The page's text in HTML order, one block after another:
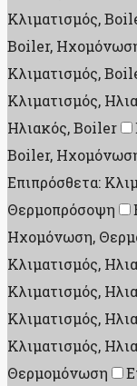
Κλιματισμός,
Boiler,
Κλιματισμός,
Κλιματισμός,
Ηλιακός, Boiler
Boiler,
Επιπρόσθετα:
Θερμοπρόσοψη
Ηχομόνωση,
Κλιματισμός,
Κλιματισμός,
Κλιματισμός,
Κλιματισμός,
Θερμομόνωση